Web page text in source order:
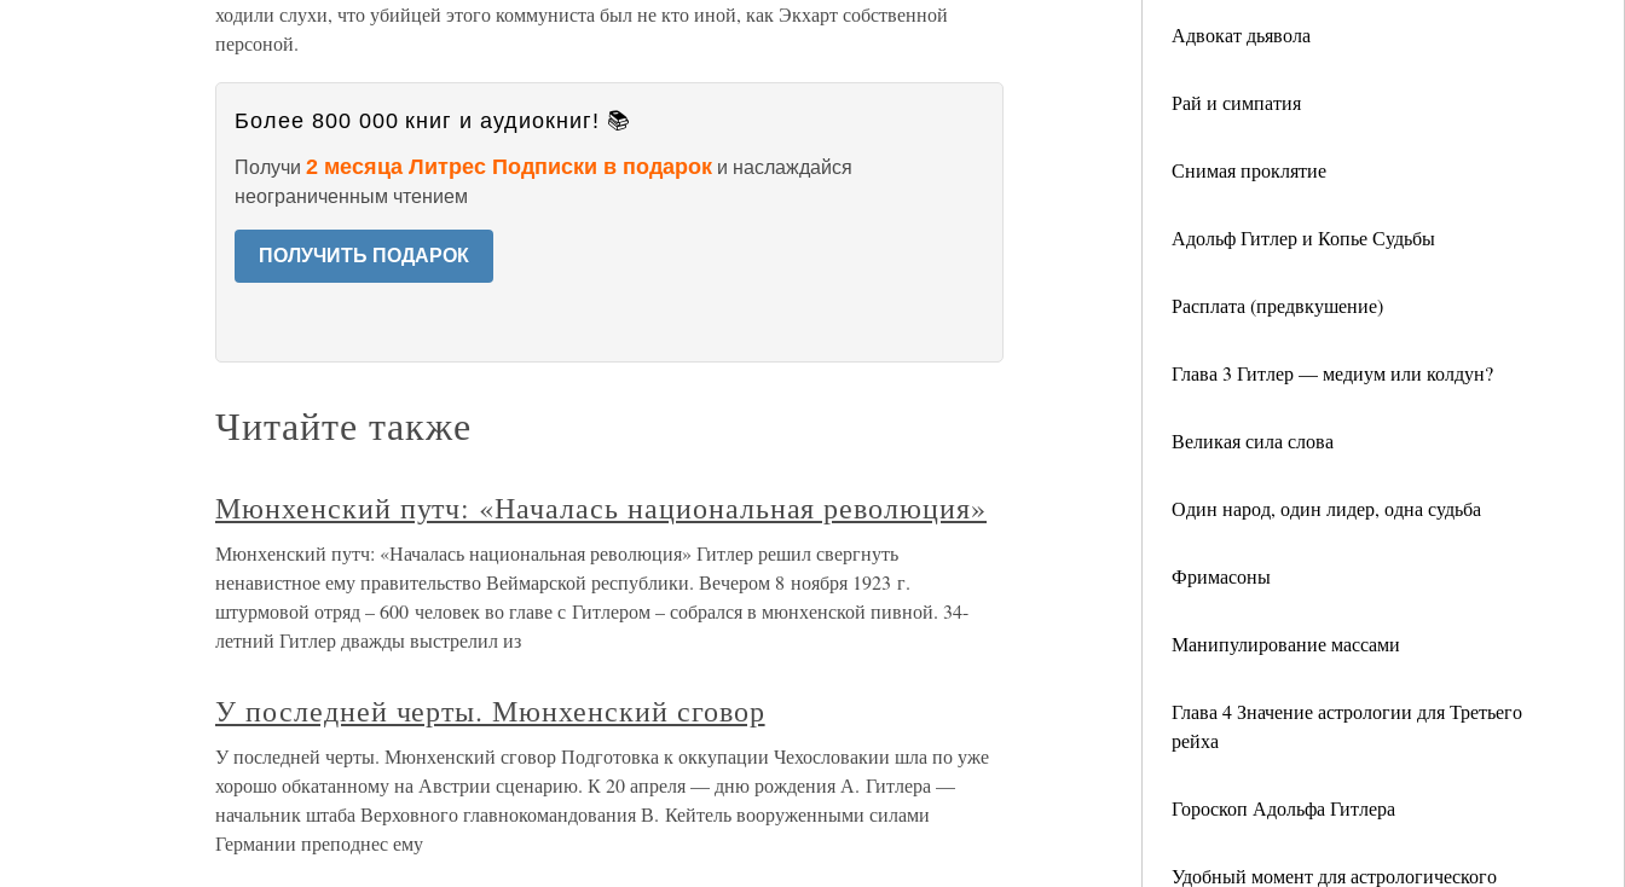
Адвокат дьявола
Рай и симпатия
Снимая проклятие
Адольф Гитлер и Копье Судьбы
Расплата (предвкушение)
Глава 3 Гитлер — медиум или колдун?
Великая сила слова
Один народ, один лидер, одна судьба
Фримасоны
Манипулирование массами
Глава 4 Значение астрологии для Третьего
рейха
Гороскоп Адольфа Гитлера
Удобный момент для астрологического
ходили слухи, что убийцей этого коммуниста был не кто иной, как Экхарт собственной
персоной.
Более 800 000 книг и аудиокниг! 📚
Получи 2 месяца Литрес Подписки в подарок и наслаждайся
неограниченным чтением
ПОЛУЧИТЬ ПОДАРОК
Читайте также
Мюнхенский путч: «Началась национальная революция»
Мюнхенский путч: «Началась национальная революция» Гитлер решил свергнуть
ненавистное ему правительство Веймарской республики. Вечером 8 ноября 1923 г.
штурмовой отряд – 600 человек во главе с Гитлером – собрался в мюнхенской пивной. 34-
летний Гитлер дважды выстрелил из
У последней черты. Мюнхенский сговор
У последней черты. Мюнхенский сговор Подготовка к оккупации Чехословакии шла по уже
хорошо обкатанному на Австрии сценарию. К 20 апреля — дню рождения А. Гитлера —
начальник штаба Верховного главнокомандования В. Кейтель вооруженными силами
Германии преподнес ему